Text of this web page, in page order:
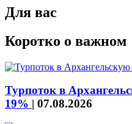
Для вас
Коротко о важном
Турпоток в
19% | 07.08.2026